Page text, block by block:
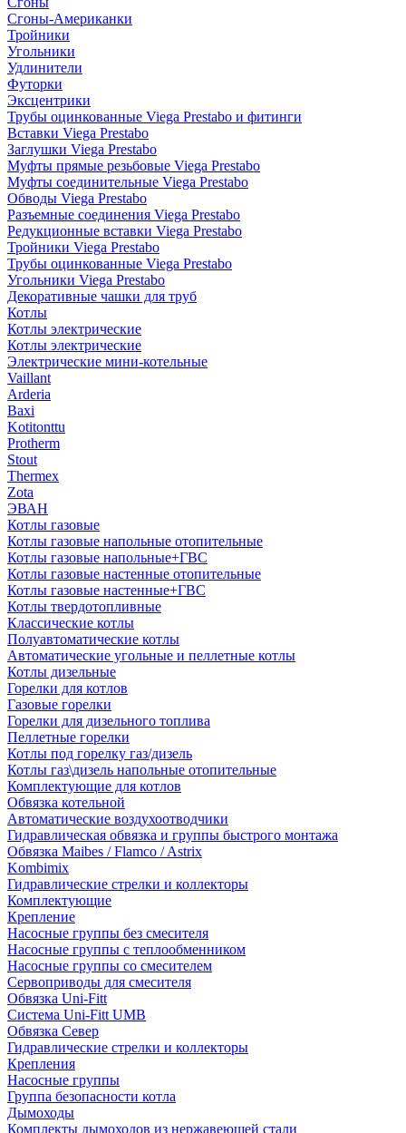
Сгоны-Американки
Тройники
Угольники
Удлинители
Футорки
Эксцентрики
Трубы оцинкованные Viega Prestabo и фитинги
Вставки Viega Prestabo
Заглушки Viega Prestabo
Муфты прямые резьбовые Viega Prestabo
Муфты соединительные Viega Prestabo
Обводы Viega Prestabo
Разъемные соединения Viega Prestabo
Редукционные вставки Viega Prestabo
Тройники Viega Prestabo
Трубы оцинкованные Viega Prestabo
Угольники Viega Prestabo
Декоративные чашки для труб
Котлы
Котлы электрические
Котлы электрические
Электрические мини-котельные
Vaillant
Arderia
Baxi
Kotitonttu
Protherm
Stout
Thermex
Zota
ЭВАН
Котлы газовые
Котлы газовые напольные отопительные
Котлы газовые напольные+ГВС
Котлы газовые настенные отопительные
Котлы газовые настенные+ГВС
Котлы твердотопливные
Классические котлы
Полуавтоматические котлы
Автоматические угольные и пеллетные котлы
Котлы дизельные
Горелки для котлов
Газовые горелки
Горелки для дизельного топлива
Пеллетные горелки
Котлы под горелку газ/дизель
Котлы газ\дизель напольные отопительные
Комплектующие для котлов
Обвязка котельной
Автоматические воздухоотводчики
Гидравлическая обвязка и группы быстрого монтажа
Обвязка Maibes / Flamco / Astrix
Kombimix
Гидравлические стрелки и коллекторы
Комплектующие
Крепление
Насосные группы без смесителя
Насосные группы с теплообменником
Насосные группы со смесителем
Сервоприводы для смесителя
Обвязка Uni-Fitt
Система Uni-Fitt UMB
Обвязка Север
Гидравлические стрелки и коллекторы
Крепления
Насосные группы
Группа безопасности котла
Дымоходы
Комплекты дымоходов из нержавеющей стали